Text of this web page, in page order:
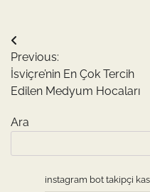
Yazı
gezinmesi
Previous:
İsviçre’nin En Çok Tercih
Edilen Medyum Hocaları
Ara
instagram bot takipçi